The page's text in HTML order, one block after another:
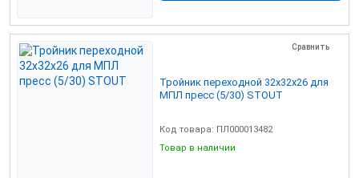
Сравнить
Тройник переходной 32x32x26 для
МПЛ пресс (5/30) STOUT
Код товара: ПЛ000013482
Товар в наличии